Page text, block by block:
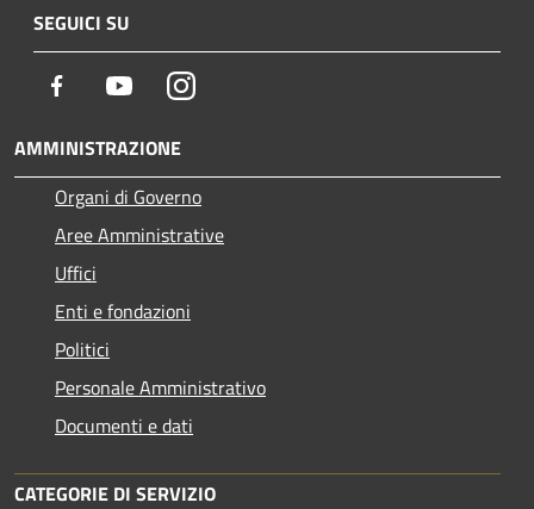
SEGUICI SU
Facebook YoutubeInstagram
AMMINISTRAZIONE
Organi di Governo
Aree Amministrative
Uffici
Enti e fondazioni
Politici
Personale Amministrativo
Documenti e dati
CATEGORIE DI SERVIZIO